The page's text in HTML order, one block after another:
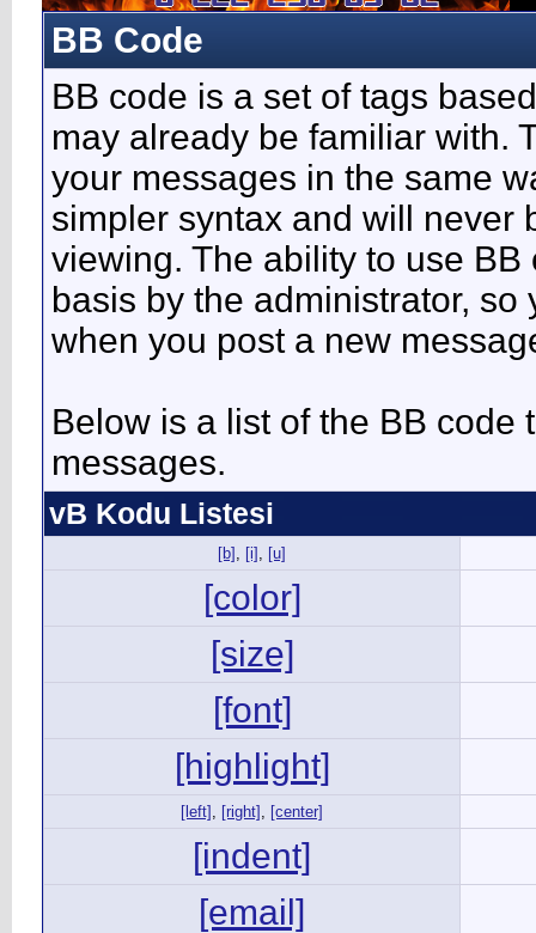
BB Code
BB code is a set of tags
may already be familiar with.
your messages in the same
simpler syntax and will never
viewing. The ability to use
basis by the administrator,
when you post a new
Below is a list of the BB code
messages.
vB Kodu Listesi
[b] , [i] , [u]
[color]
[size]
[font]
[highlight]
[left] , [right] , [center]
[indent]
[email]